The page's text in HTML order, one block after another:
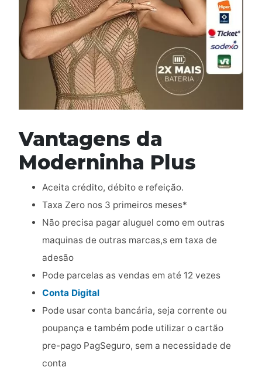
Vantagens da
Moderninha Plus
Aceita crédito, débito e refeição.
Taxa Zero nos 3 primeiros meses*
Não precisa pagar aluguel como em outras
maquinas de outras marcas,s em taxa de
adesão
Pode parcelas as vendas em até 12 vezes
Conta Digital
Pode usar conta bancária, seja corrente ou
poupança e também pode utilizar o cartão
pre-pago PagSeguro, sem a necessidade de
conta